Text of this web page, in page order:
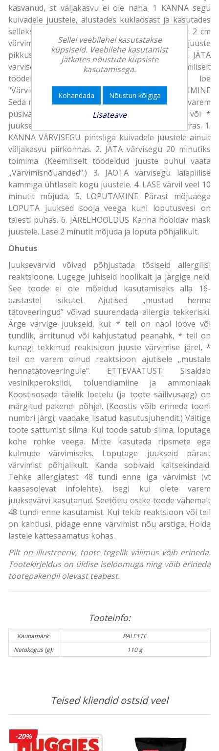
kasvanud, st väljakasvu ei ole näha. 1 KANNA segu
kuivadele juustele, alustades kuklaosast ja kasutades
selleks pintslit. Jäta juuksejuurte juurde umbes 2 cm
värvimata ala. Kanna värvisegu ühtlaselt kogu juuste
pikkusele. Seejärel kanna segu ka juurtele. 2. JÄTA
värvisegu 30 minutiks mõjuma (kui sul on keemiliselt
töödeldud või kahjustatud juuksed, loe
"Värvimisnõuandeid") 2.2 VÄLJAKASVU VÄRVIMINE
Seda meetodit kasuta, kui * su juukseid on juba varem
püsivärviga värvitud ja väljakasv on nähtav, või *
juukseotsad on tumedamad või halvas seisukorras. 1.
KANNA VÄRVISEGU pintsliga kuivadele juustele ainult
väljakasvu piirkonnas. 2. JÄTA värvisegu 20 minutiks
toimima. (Keemiliselt töödeldud juuste puhul vaata
„Värvimisnõuanded“.) 3. JAOTA värvisegu laiapiilise
kammiga ühtlaselt kogu juustele. 4. LASE värvil veel 10
minutit mõjuda. 5. LOPUTAMINE Pärast mõjuaega
LOPUTA juuksed sooja veega kuni loputusvesi on
täiesti puhas. 6. JÄRELHOOLDUS Kanna hooldav mask
juustele. Lase 2 minutit mõjuda ja loputa põhjalikult.
Ohutus
Juuksevärvid võivad põhjustada tõsiseid allergilisi
reaktsioone. Lugege juhiseid hoolikalt ja järgige neid.
See toode ei ole mõeldud kasutamiseks alla 16-
aastastel isikutel. Ajutised „mustad henna
tätoveeringud” võivad suurendada allergia tekkeriski.
Ärge värvige juukseid, kui: * teil on näol lööve või
tundlik, ärritunud või kahjustatud peanahk, * teil on
kunagi tekkinud reaktsioon juuste värvimise järel, *
teil on varem olnud reaktsioon ajutisele „mustale
hennatätoveeringule”. ETTEVAATUST: Sisaldab
vesinikperoksiidi, toluendiamiine ja ammoniaak
Koostisosade täielik loetelu (ja toote säilivusaeg) on
märgitud pakendi põhjal. (Koostis võib erineda tooni
numbri järgi; vaadake lisatud kasutusjuhendit.) Vältige
toote sattumist silma. Kui toode satub silma, loputage
kohe rohke veega. Mitte kasutada ripsmete ega
kulmude värvimiseks. Loputage juukseid pärast
värvimist põhjalikult. Kanda sobivaid kaitsekindaid.
Tehke allergiatest 48 tundi enne iga värvimist (vt
kaasasolevat infolehte), isegi kui olete varem
juuksevärvi kasutanud. Seetõttu ostke toode vähemalt
48 tundi enne kasutamist. Kui tekib reaktsioon või teil
on kahtlusi, pidage enne värvimist nõu arstiga. Hoida
lastele kättesaamatus kohas.
Pilt on illustreeriv, toote tegelik välimus võib erineda.
Tootekirjeldus on üldise iseloomuga ning võib erineda
tootepakendil olevast teabest.
Tooteinfo:
Kaubamärk:
PALETTE
Netokogus (g):
110 g
Teised kliendid ostsid veel
-20%
Sellel veebilehel kasutatakse
küpsiseid. Veebilehe kasutamist
jätkates nõustute küpsiste
kasutamisega.
Kohandada Nõustun kõigiga
Lisateave